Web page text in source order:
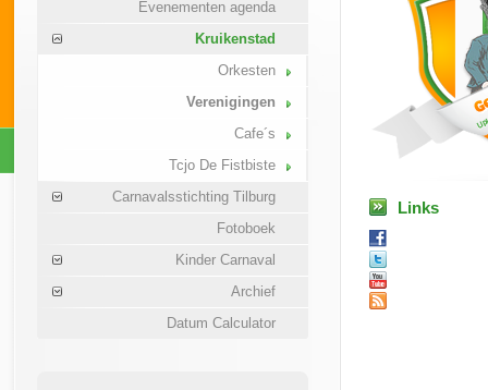
Evenementen agenda
Kruikenstad
Orkesten
Verenigingen
Cafe´s
Tcjo De Fistbiste
Carnavalsstichting Tilburg
Fotoboek
Kinder Carnaval
Archief
Datum Calculator
Links